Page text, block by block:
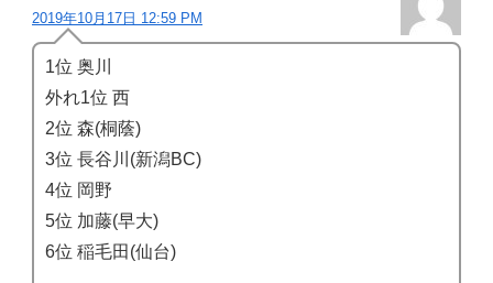
2019年10月17日 12:59 PM
1位 奥川
外れ1位 西
2位 森(桐蔭)
3位 長谷川(新潟BC)
4位 岡野
5位 加藤(早大)
6位 稲毛田(仙台)